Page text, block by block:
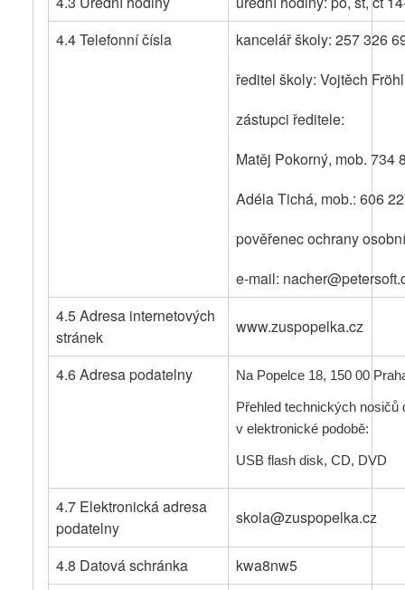
4.4 Telefonní čísla
kancelář školy: 257 326
ředitel školy: Vojtěch
zástupci ředitele:
Matěj Pokorný, mob. 734
Adéla Tichá, mob.: 606
pověřenec ochrany
e-mail:
4.5 Adresa internetových
stránek
www.zuspopelka.cz
4.6 Adresa podatelny Na Popelce 18, 150 00
Přehled technických
v elektronické podobě:
USB flash disk, CD, DVD
4.7 Elektronická adresa
podatelny
skola@zuspopelka.cz
4.8 Datová schránka
kwa8nw5